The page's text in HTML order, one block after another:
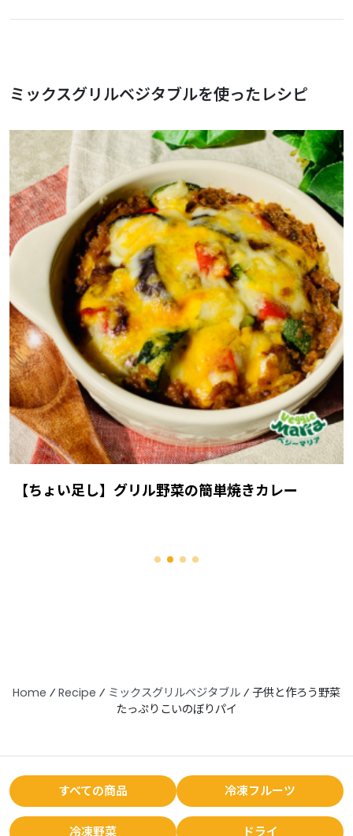
ミックスグリルベジタブルを使ったレシピ
【ちょい足し】グリル野菜の簡単焼きカレー
Home ⁄ Recipe ⁄ ミックスグリルベジタブル ⁄ 子供と作ろう野菜
たっぷりこいのぼりパイ
すべての商品 冷凍フルーツ
冷凍野菜 ドライ